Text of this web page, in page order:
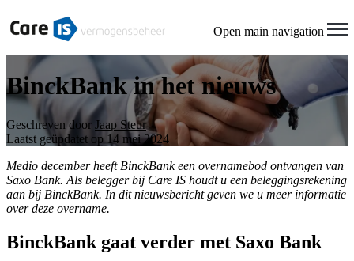
Open main navigation
BinckBank in het nieuws
Geschreven door Jaap Steur
Laatst geüpdatet op 14 mei 2024
Medio december heeft BinckBank een overnamebod ontvangen van
Saxo Bank. Als belegger bij Care IS houdt u een beleggingsrekening
aan bij BinckBank. In dit nieuwsbericht geven we u meer informatie
over deze overname.
BinckBank gaat verder met Saxo Bank